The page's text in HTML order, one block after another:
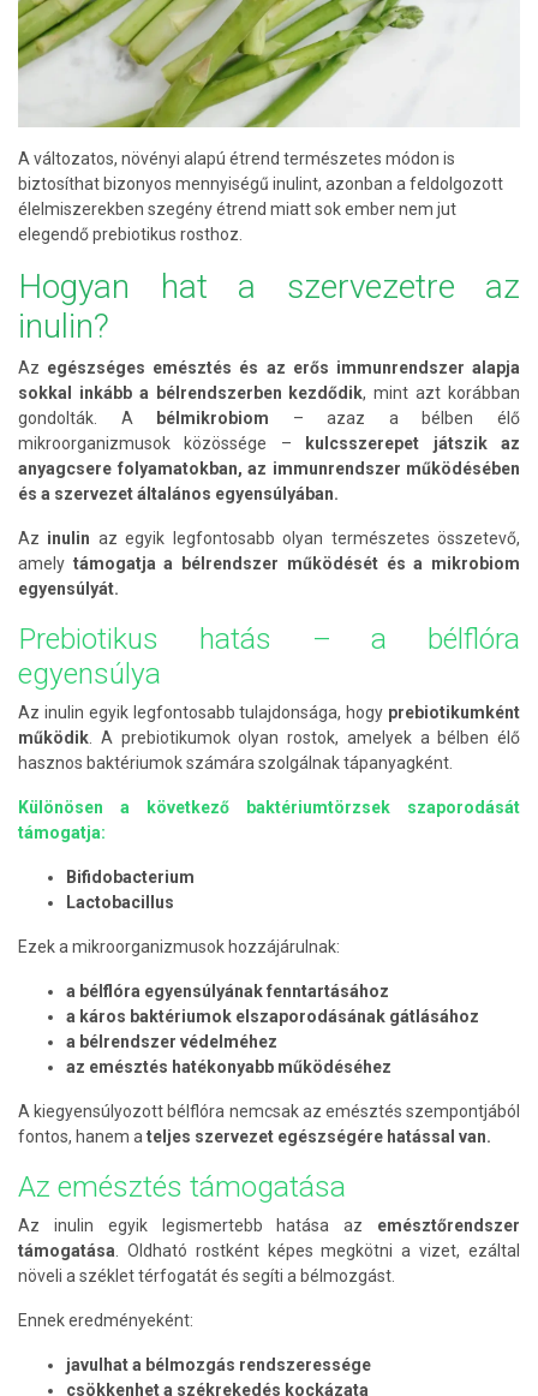
A változatos, növényi alapú étrend természetes módon is
biztosíthat bizonyos mennyiségű inulint, azonban a feldolgozott
élelmiszerekben szegény étrend miatt sok ember nem jut
elegendő prebiotikus rosthoz.
Hogyan hat a szervezetre az
inulin?
Az egészséges emésztés és az erős immunrendszer alapja
sokkal inkább a bélrendszerben kezdődik, mint azt korábban
gondolták. A
bélmikrobiom – azaz a bélben élő
mikroorganizmusok közössége –
kulcsszerepet játszik az
anyagcsere folyamatokban, az immunrendszer működésében
és a szervezet általános egyensúlyában.
Az inulin az egyik legfontosabb olyan természetes összetevő,
amely támogatja a bélrendszer működését és a mikrobiom
egyensúlyát.
Prebiotikus hatás – a bélflóra
egyensúlya
Az inulin egyik legfontosabb tulajdonsága, hogy prebiotikumként
működik . A prebiotikumok olyan rostok, amelyek a bélben élő
hasznos baktériumok számára szolgálnak tápanyagként.
Különösen a következő baktériumtörzsek szaporodását
támogatja:
Bifidobacterium
Lactobacillus
Ezek a mikroorganizmusok hozzájárulnak:
a bélflóra egyensúlyának fenntartásához
a káros baktériumok elszaporodásának gátlásához
a bélrendszer védelméhez
az emésztés hatékonyabb működéséhez
A kiegyensúlyozott bélflóra nemcsak az emésztés szempontjából
fontos, hanem a teljes szervezet egészségére hatással van.
Az emésztés támogatása
Az inulin egyik legismertebb hatása az emésztőrendszer
támogatása . Oldható rostként képes megkötni a vizet, ezáltal
növeli a széklet térfogatát és segíti a bélmozgást.
Ennek eredményeként:
javulhat a bélmozgás rendszeressége
csökkenhet a székrekedés kockázata